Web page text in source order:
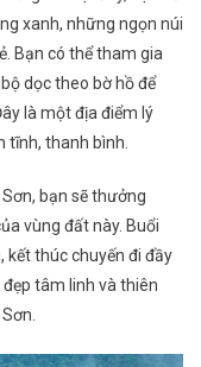
xanh, những ngọn núi
Bạn có thể tham gia
dọc theo bờ hồ để
là một địa điểm lý
thanh bình.
bạn sẽ thưởng
vùng đất này. Buổi
kết thúc chuyến đi đầy
tâm linh và thiên